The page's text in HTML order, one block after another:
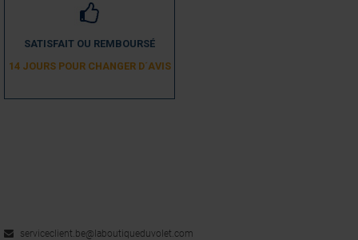
SATISFAIT OU REMBOURSÉ
14 JOURS POUR CHANGER D´AVIS
serviceclient.be@laboutiqueduvolet.com